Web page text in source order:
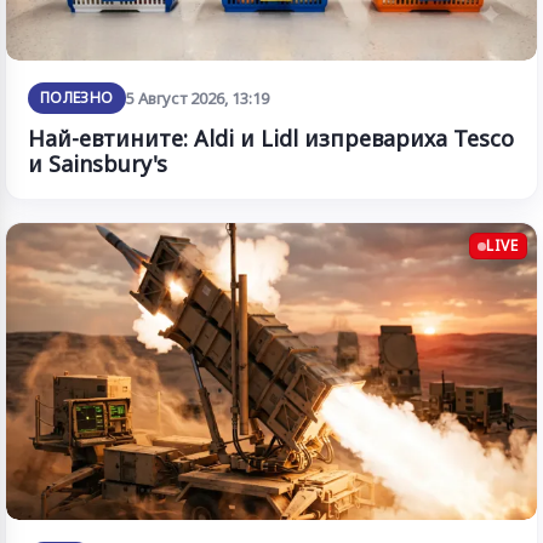
ПОЛЕЗНО 5 Август 2026, 13:19
Най-евтините: Aldi и Lidl изпревариха Tesco
и Sainsbury's
LIVE